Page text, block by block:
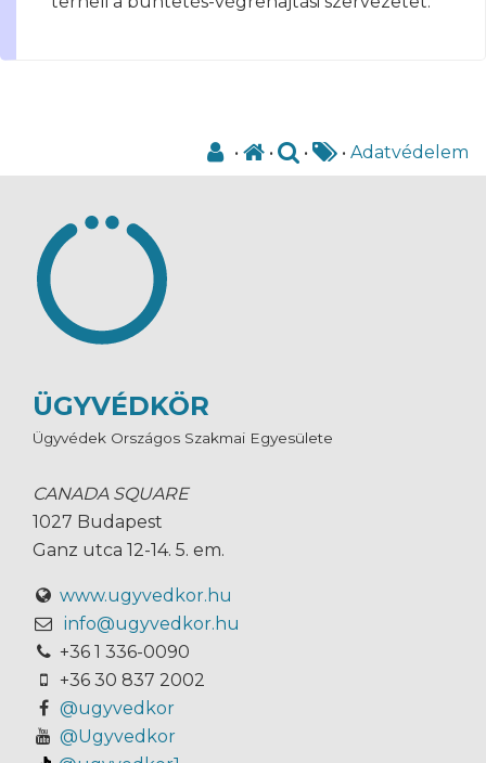
• • • • Adatvédelem
ÜGYVÉDKÖR
Ügyvédek Országos Szakmai Egyesülete
CANADA SQUARE
1027 Budapest
Ganz utca 12-14. 5. em.
www.ugyvedkor.hu
info@ugyvedkor.hu
+36 1 336-0090
+36 30 837 2002
@ugyvedkor
@Ugyvedkor